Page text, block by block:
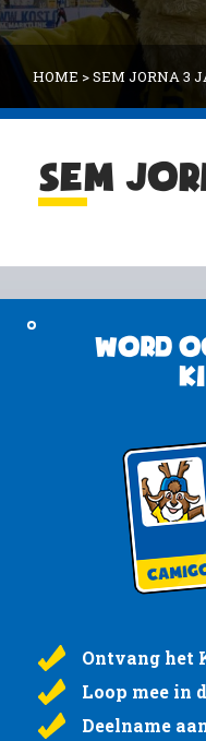
HOME >SEM JORNA 3
SEM
Word
Ontvang het
Loop mee in
Deelname